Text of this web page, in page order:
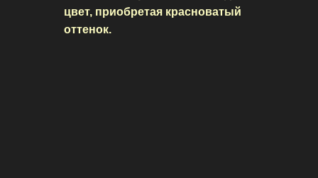
цвет, приобретая красноватый
оттенок.